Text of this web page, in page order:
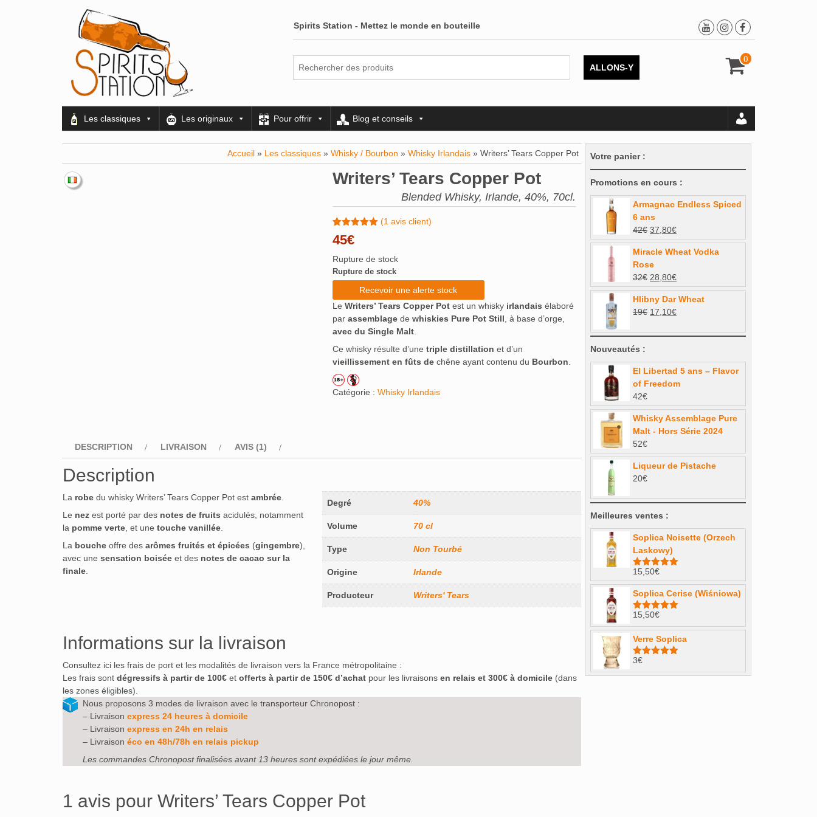
Spirits Station - Mettez le monde en bouteille
0
ALLONS-Y
Les classiques Les originaux Pour offrir Blog et conseils
Accueil » Les classiques » Whisky / Bourbon » Whisky Irlandais » Writers’ Tears Copper Pot
Writers’ Tears Copper Pot
Blended Whisky, Irlande, 40%, 70cl.
Noté5.00
sur 5
1
notation
client
(1 avis client)
45€
Rupture de stock
Rupture de stock
Recevoir une alerte stock
Le Writers’ Tears Copper Potest un whisky irlandais élaboré
par assemblagede whiskies Pure Pot Still , à base d’orge,
avec du Single Malt.
Ce whisky résulte d’une triple distillation et d’un
vieillissement en fûts dechêne ayant contenu du Bourbon
Catégorie : Whisky Irlandais
DESCRIPTION LIVRAISON AVIS (1)
Description
Degré 40%
Volume 70 cl
Type Non Tourbé
Origine Irlande
Producteur Writers' Tears
La robe du whisky Writers’ Tears Copper Pot est ambrée.
Le nez est porté par des notes de fruits acidulés, notamment
la pomme verte, et une touche vanillée.
La bouche offre des arômes fruités et épicées (gingembre),
avec une sensation boisée et des notes de cacao sur la
finale.
Informations sur la livraison
Consultez ici les frais de port et les modalités de livraison vers la France métropolitaine :
Les frais sont dégressifs à partir de 100€ et offerts à partir de 150€ d’achat pour les livraisons en relais et 300€ à domicile (dans
les zones éligibles).
Nous proposons 3 modes de livraison avec le transporteur Chronopost :
– Livraison express 24 heures à domicile
– Livraison express en 24h en relais
– Livraison éco en 48h/78h en relais pickup
Les commandes Chronopost finalisées avant 13 heures sont expédiées le jour même.
1 avis pour Writers’ Tears Copper Pot
Votre panier :
Promotions en cours :
Armagnac Endless Spiced
6 ans
42€ Le
prix
initial
était :
42€.
37,80€Le
prix
actuel
37,80€.
Miracle Wheat Vodka
Rose
32€ Le
prix
initial
était :
28,80€Le
prix
actuel
est :
Hlibny Dar Wheat
19€ Le
initial
19€.
17,10€Le
actuel
17,10€.
Nouveautés :
El Libertad 5 ans – Flavor
of Freedom
42€
Whisky Assemblage Pure
Malt - Hors Série 2024
52€
Liqueur de Pistache
20€
Meilleures ventes :
Soplica Noisette (Orzech
Laskowy)
Note4.98
sur 5
15,50€
Soplica Cerise (Wiśniowa)
Note5.00
sur 5
15,50€
Verre Soplica
Note
sur 5
3€